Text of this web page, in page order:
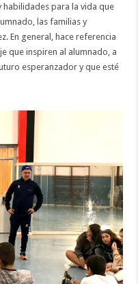
habilidades para la vida que
las familias y
En general, hace referencia
que inspiren al alumnado, a
esperanzador y que esté